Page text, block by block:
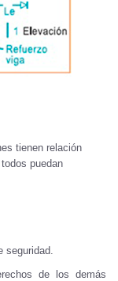
tienen relación
puedan
seguridad.
de los demás